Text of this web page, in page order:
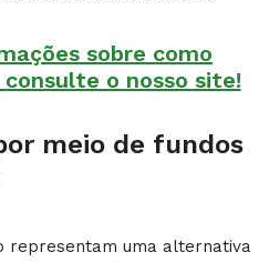
sobre como
o nosso site!
meio de fundos
representam uma alternativa